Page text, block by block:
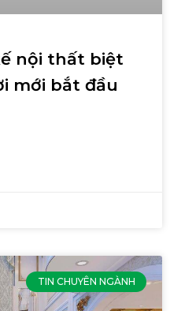
nội thất biệt
mới bắt đầu
TIN CHUYÊN NGÀNH